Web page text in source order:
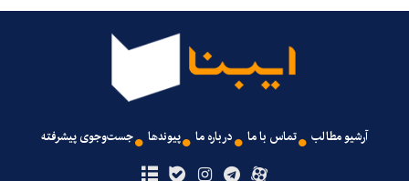
آرشیو مطالب تماس با ما درباره ما پیوندها جست‌وجوی پیشرفته